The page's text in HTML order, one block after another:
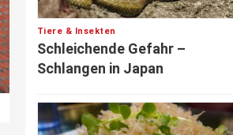
Tiere & Insekten
Schleichende Gefahr –
Schlangen in Japan